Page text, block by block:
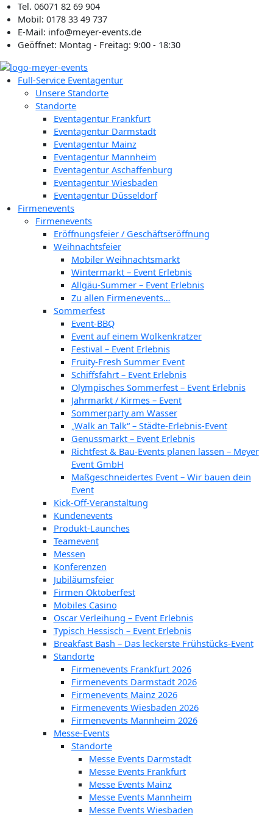
Zum
Inhalt
springen
Tel. 06071 82 69 904
Mobil: 0178 33 49 737
E-Mail: info@meyer-events.de
Geöffnet: Montag - Freitag: 9:00 - 18:30
Full-Service Eventagentur
Unsere Standorte
Standorte
Eventagentur Frankfurt
Eventagentur Darmstadt
Eventagentur Mainz
Eventagentur Mannheim
Eventagentur Aschaffenburg
Eventagentur Wiesbaden
Eventagentur Düsseldorf
Firmenevents
Firmenevents
Eröffnungsfeier / Geschäftseröffnung
Weihnachtsfeier
Mobiler Weihnachtsmarkt
Wintermarkt – Event Erlebnis
Allgäu-Summer – Event Erlebnis
Zu allen Firmenevents…
Sommerfest
Event-BBQ
Event auf einem Wolkenkratzer
Festival – Event Erlebnis
Fruity-Fresh Summer Event
Schiffsfahrt – Event Erlebnis
Olympisches Sommerfest – Event Erlebnis
Jahrmarkt / Kirmes – Event
Sommerparty am Wasser
„Walk an Talk“ – Städte-Erlebnis-Event
Genussmarkt – Event Erlebnis
Richtfest & Bau-Events planen lassen – Meyer
Event GmbH
Maßgeschneidertes Event – Wir bauen dein
Event
Kick-Off-Veranstaltung
Kundenevents
Produkt-Launches
Teamevent
Messen
Konferenzen
Jubiläumsfeier
Firmen Oktoberfest
Mobiles Casino
Oscar Verleihung – Event Erlebnis
Typisch Hessisch – Event Erlebnis
Breakfast Bash – Das leckerste Frühstücks-Event
Standorte
Firmenevents Frankfurt 2026
Firmenevents Darmstadt 2026
Firmenevents Mainz 2026
Firmenevents Wiesbaden 2026
Firmenevents Mannheim 2026
Messe-Events
Standorte
Messe Events Darmstadt
Messe Events Frankfurt
Messe Events Mainz
Messe Events Mannheim
Messe Events Wiesbaden